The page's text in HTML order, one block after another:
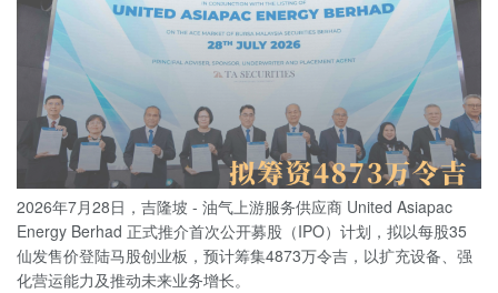
2026年7月28日，吉隆坡 - 油气上游服务供应商 United Asiapac
Energy Berhad 正式推介首次公开募股（IPO）计划，拟以每股35
仙发售价登陆马股创业板，预计筹集4873万令吉，以扩充设备、强
化营运能力及推动未来业务增长。